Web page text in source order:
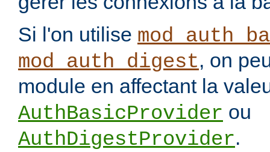
Si l'on utilise
mod_auth_digest, on
module en affectant la
AuthBasicProvider ou
AuthDigestProvider.